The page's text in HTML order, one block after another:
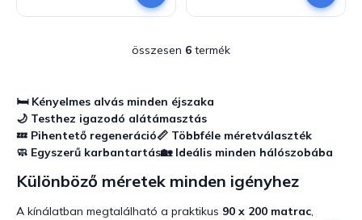
L
t
a
i
r
n
í
összesen 6 termék
🛏️ Kényelmes alvás minden éjszaka
🌙 Testhez igazodó alátámasztás
💤 Pihentető regeneráció📏 Többféle méretválaszték
🧼 Egyszerű karbantartás🏡 Ideális minden hálószobába
Különböző méretek minden igényhez
A kínálatban megtalálható a praktikus 90 x 200 matrac,